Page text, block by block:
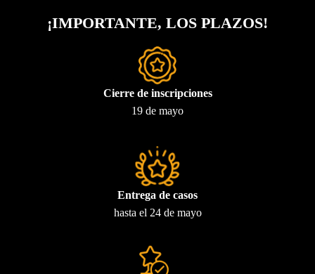
¡IMPORTANTE, LOS PLAZOS!
Cierre de inscripciones
19 de mayo
Entrega de casos
hasta el 24 de mayo